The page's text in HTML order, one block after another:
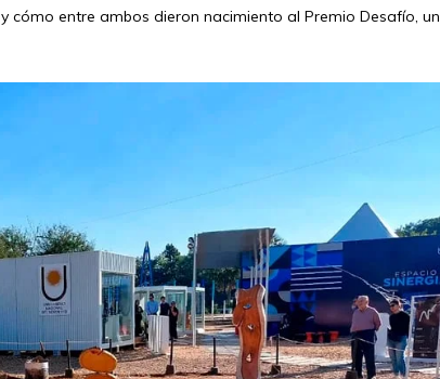
y cómo entre ambos dieron nacimiento al Premio Desafío, un